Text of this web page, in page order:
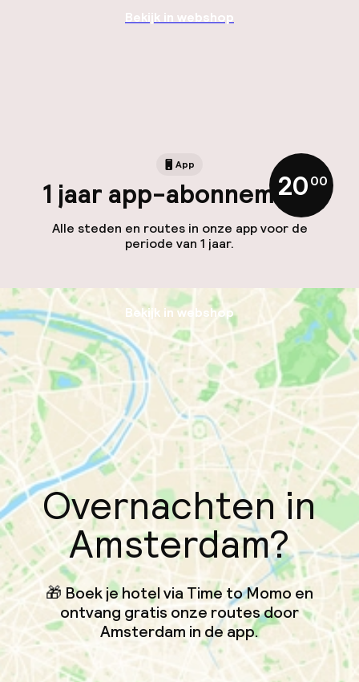
Bekijk in webshop
App
1 jaar app-abonnement
Alle steden en routes in onze app voor de
periode van 1 jaar.
20,00
Bekijk in webshop
Overnachten in
Amsterdam?
🎁 Boek je hotel via Time to Momo en
ontvang gratis onze routes door
Amsterdam in de app.